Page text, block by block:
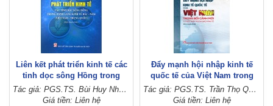
Liên kết phát triển kinh tế các
tỉnh dọc sông Hồng trong
hành lang kinh tế Bắc - Nam
(Việt Nam - Trung Quốc) (Sách
Tác giả: PGS.TS. Bùi Huy Nhượng (Chủ biên)
Giá tiền: Liên hệ
Đẩy mạnh hội nhập kinh tế
quốc tế của Việt Nam trong
bối cảnh mới: Từ góc nhìn
ngoại giao kinh tế (Sách
Tác giả: PGS.TS. Trần Thọ Quang, PGS.TS. Phạm Quốc Thành, TS. Nguyễn Đức Thọ, TS. Nguyễn Thị Thanh Vân (Đồng chủ biên)
Giá tiền: Liên hệ